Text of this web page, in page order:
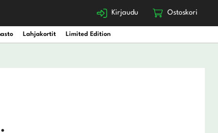
Kirjaudu Ostoskori
Lahjakortit Limited Edition